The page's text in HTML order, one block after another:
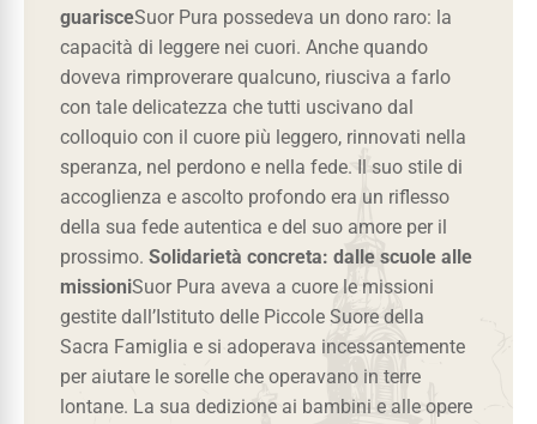
guarisceSuor Pura possedeva un dono raro: la
capacità di leggere nei cuori. Anche quando
doveva rimproverare qualcuno, riusciva a farlo
con tale delicatezza che tutti uscivano dal
colloquio con il cuore più leggero, rinnovati nella
speranza, nel perdono e nella fede. Il suo stile di
accoglienza e ascolto profondo era un riflesso
della sua fede autentica e del suo amore per il
prossimo. Solidarietà concreta: dalle scuole alle
missioniSuor Pura aveva a cuore le missioni
gestite dall’Istituto delle Piccole Suore della
Sacra Famiglia e si adoperava incessantemente
per aiutare le sorelle che operavano in terre
lontane. La sua dedizione ai bambini e alle opere